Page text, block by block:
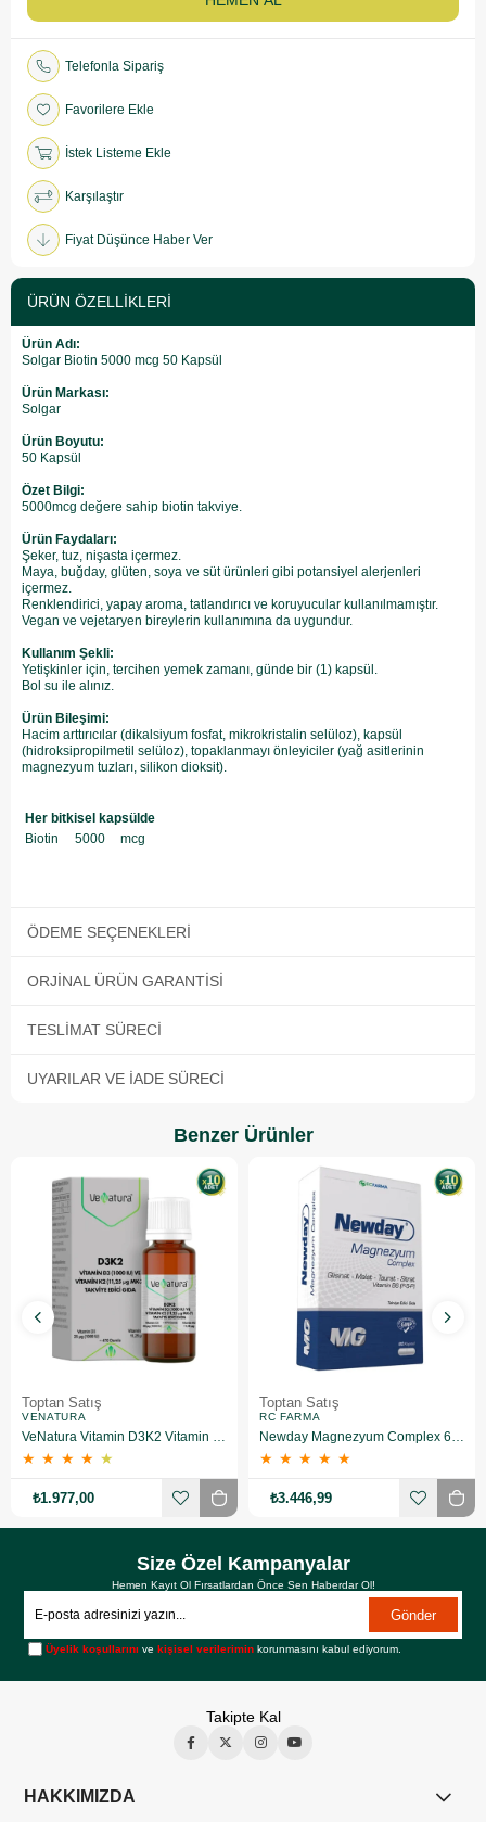
Telefonla Sipariş
Favorilere Ekle
İstek Listeme Ekle
Karşılaştır
Fiyat Düşünce Haber Ver
ÜRÜN ÖZELLIKLERI
Ürün Adı:
Solgar Biotin 5000 mcg 50 Kapsül
Ürün Markası:
Solgar
Ürün Boyutu:
50 Kapsül
Özet Bilgi:
5000mcg değere sahip biotin takviye.
Ürün Faydaları:
Şeker, tuz, nişasta içermez.
Maya, buğday, glüten, soya ve süt ürünleri gibi potansiyel alerjenleri
içermez.
Renklendirici, yapay aroma, tatlandırıcı ve koruyucular kullanılmamıştır.
Vegan ve vejetaryen bireylerin kullanımına da uygundur.
Kullanım Şekli:
Yetişkinler için, tercihen yemek zamanı, günde bir (1) kapsül.
​Bol su ile alınız.
Ürün Bileşimi:
Hacim arttırıcılar (dikalsiyum fosfat, mikrokristalin selüloz), kapsül
(hidroksipropilmetil selüloz), topaklanmayı önleyiciler (yağ asitlerinin
magnezyum tuzları, silikon dioksit).
Her bitkisel kapsülde
Biotin
5000 mcg
ÖDEME SEÇENEKLERI
ORJINAL ÜRÜN GARANTISI
TESLIMAT SÜRECI
UYARILAR VE İADE SÜRECI
Benzer Ürünler
Toptan Satış
VENATURA
VeNatura Vitamin D3K2 Vitamin Takviye Edici Gıda 10 Adet
★ ★ ★ ★ ★
₺1.977,00
Toptan Satış
RC FARMA
Newday Magnezyum Complex 60 Kapsül 10 Adet
★ ★ ★ ★ ★
₺3.446,99
Size Özel Kampanyalar
Hemen Kayıt Ol Fırsatlardan Önce Sen Haberdar Ol!
Gönder
Üyelik koşullarını vekişisel verilerimin korunmasını kabul ediyorum.
Takipte Kal
HAKKIMIZDA